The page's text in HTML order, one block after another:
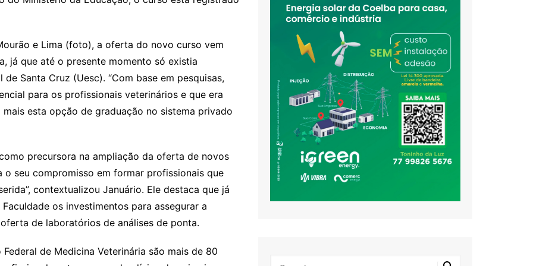
e Lima (foto), a oferta do novo curso vem
já que até o presente momento só existia
Santa Cruz (Uesc). “Com base em pesquisas,
para os profissionais veterinários e que era
esta opção de graduação no sistema privado
precursora na ampliação da oferta de novos
o seu compromisso em formar profissionais que
contextualizou Januário. Ele destaca que já
os investimentos para assegurar a
de laboratórios de análises de ponta.
de Medicina Veterinária são mais de 80